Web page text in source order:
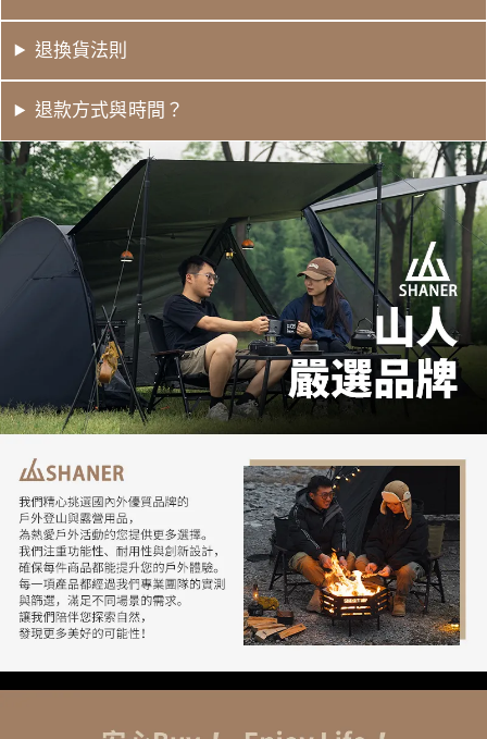
退換貨法則
退款方式與時間？